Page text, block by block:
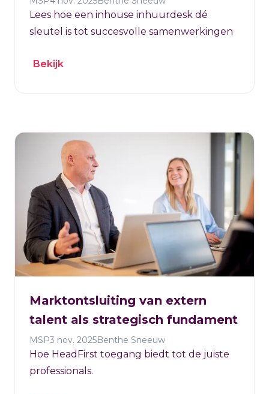
Lees hoe een inhouse inhuurdesk dé
sleutel is tot succesvolle samenwerkingen
Bekijk
Marktontsluiting van extern
talent als strategisch fundament
MSP3 nov. 2025Benthe Sneeuw
Hoe HeadFirst toegang biedt tot de juiste
professionals.